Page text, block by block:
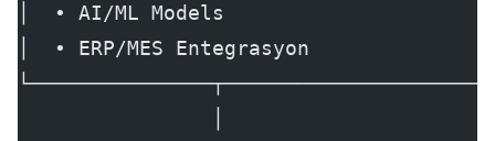
│  • AI/ML Models
│  • ERP/MES Entegrasyon